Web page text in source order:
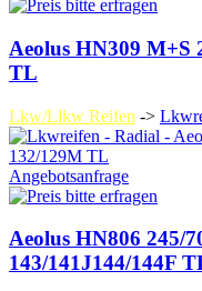
Aeolus HN309 M+S
TL
Lkw/Llkw Reifen ->
Angebotsanfrage
Aeolus HN806 245/
143/141J144/144F